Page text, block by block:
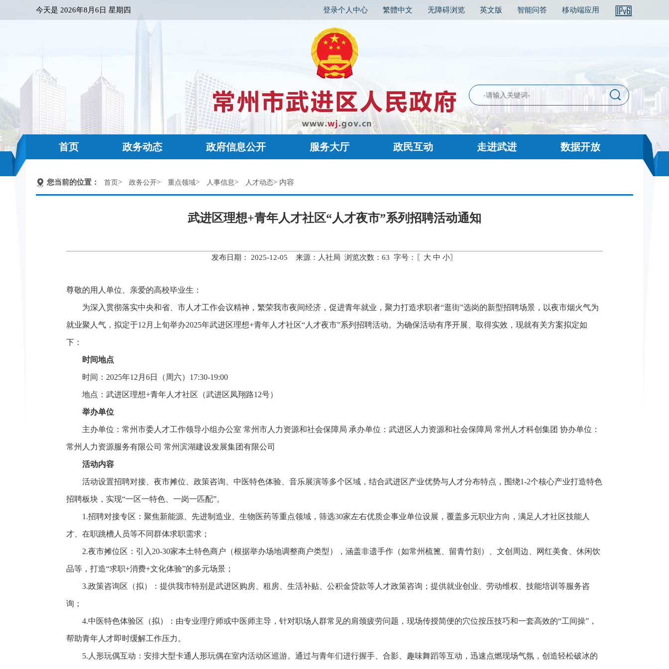
今天是 2026年8月6日 星期四 登录个人中心 繁體中文 无障碍浏览 英文版 智能问答 移动端应用
首页 政务动态 政府信息公开 服务大厅 政民互动 走进武进 数据开放
您当前的位置： 首页> 政务公开> 重点领域> 人事信息> 人才动态> 内容
武进区理想+青年人才社区“人才夜市”系列招聘活动通知
发布日期： 2025-12-05 来源：人社局 浏览次数： 63 字号：〖 大 中 小〗
尊敬的用人单位、亲爱的高校毕业生：
为深入贯彻落实中央和省、市人才工作会议精神，繁荣我市夜间经济，促进青年就业，聚力打造求职者“逛街”选岗的新型招聘场景，以夜市烟火气为
就业聚人气，拟定于12月上旬举办2025年武进区理想+青年人才社区“人才夜市”系列招聘活动。为确保活动有序开展、取得实效，现就有关方案拟定如
下：
时间地点
时间：2025年12月6日（周六）17:30-19:00
地点：武进区理想+青年人才社区（武进区凤翔路12号）
举办单位
主办单位：常州市委人才工作领导小组办公室 常州市人力资源和社会保障局 承办单位：武进区人力资源和社会保障局 常州人才科创集团 协办单位：
常州人力资源服务有限公司 常州滨湖建设发展集团有限公司
活动内容
活动设置招聘对接、夜市摊位、政策咨询、中医特色体验、音乐展演等多个区域，结合武进区产业优势与人才分布特点，围绕1-2个核心产业打造特色
招聘板块，实现“一区一特色、一岗一匹配”。
1.招聘对接专区：聚焦新能源、先进制造业、生物医药等重点领域，筛选30家左右优质企事业单位设展，覆盖多元职业方向，满足人才社区技能人
才、在职跳槽人员等不同群体求职需求；
2.夜市摊位区：引入20-30家本土特色商户（根据举办场地调整商户类型），涵盖非遗手作（如常州梳篦、留青竹刻）、文创周边、网红美食、休闲饮
品等，打造“求职+消费+文化体验”的多元场景；
3.政策咨询区（拟）：提供我市特别是武进区购房、租房、生活补贴、公积金贷款等人才政策咨询；提供就业创业、劳动维权、技能培训等服务咨
询；
4.中医特色体验区（拟）：由专业理疗师或中医师主导，针对职场人群常见的肩颈疲劳问题，现场传授简便的穴位按压技巧和一套高效的“工间操”，
帮助青年人才即时缓解工作压力。
5.人形玩偶互动：安排大型卡通人形玩偶在室内活动区巡游。通过与青年们进行握手、合影、趣味舞蹈等互动，迅速点燃现场气氛，创造轻松破冰的